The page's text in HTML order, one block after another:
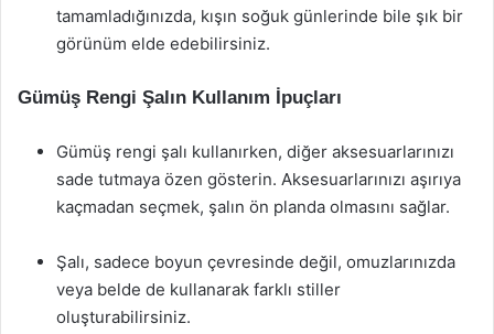
tamamladığınızda, kışın soğuk günlerinde bile şık bir
görünüm elde edebilirsiniz.
Gümüş Rengi Şalın Kullanım İpuçları
Gümüş rengi şalı kullanırken, diğer aksesuarlarınızı
sade tutmaya özen gösterin. Aksesuarlarınızı aşırıya
kaçmadan seçmek, şalın ön planda olmasını sağlar.
Şalı, sadece boyun çevresinde değil, omuzlarınızda
veya belde de kullanarak farklı stiller
oluşturabilirsiniz.